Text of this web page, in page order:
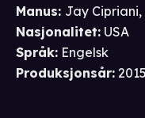
Manus: Jay Cipriani,
Nasjonalitet: USA
Språk: Engelsk
Produksjonsår: 2015